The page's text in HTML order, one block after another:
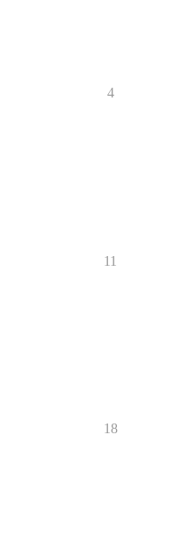
4
11
18